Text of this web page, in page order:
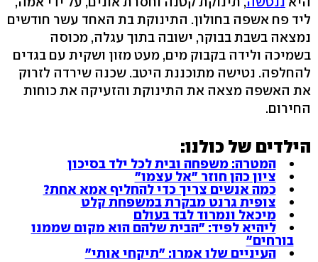
ליד פח אשפה בחולון. התינוקת בת האחד עשר חודשים
נמצאה בשבת בבוקר, ישובה בתוך עגלה, מכוסה
בשמיכה ולידה בקבוק מים, מעט מזון ושקית עם בגדים
להחלפה. נטישה מתוכננת היטב. שכנה שירדה לזרוק
את האשפה מצאה את התינוקת והזעיקה את כוחות
החירום.
הילדים של כולנו:
המטרה: משפחה ובית לכל ילד בסיכון
ציון כהן חוזר "אל עצמו"
כמה אנשים צריך כדי להחליף אמא אחת?
צופית גרנט מבקרת במשפחת קלט
מיכאל ונמרוד לבד בעולם
ליהיא לפיד: "הבית שלהם הוא מקום שממנו
בורחים"
העיניים שלו אמרו: "תיקחי אותי"